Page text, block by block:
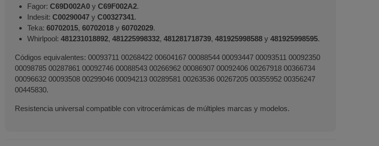
Fagor: C69D002A0 y C69F002A2.
Indesit: C00290047 y C00327341.
Teka: 60702015, 60702018 y 60702029.
Whirlpool: 481231018892, 481225998332, 481281718739, 481925998588 y 481925998595.
Códigos equivalentes: 00093711 00268422 00604167 00088544 00093447 00093511 00092350
00098785 00287861 00092746 00088543 00266962 00086907 00092406 00267918 00366734
00096632 00093508 00299046 00094213 00289581 00263536 00267205 00355952 00356247
00445830.
Resistencia universal compatible con vitrocerámicas de múltiples marcas y modelos.